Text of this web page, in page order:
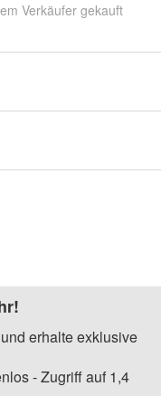
Verkäufer gekauft
erhalte exklusive
- Zugriff auf 1,4